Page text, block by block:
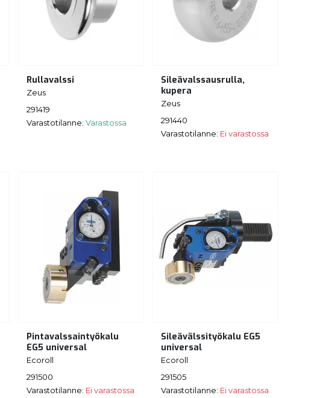
Rullavalssi
Zeus
291419
Varastotilanne: Varastossa
Sileävalssausrulla,
kupera
Zeus
291440
Varastotilanne: Ei varastossa
Pintavalssaintyökalu
EG5 universal
Ecoroll
291500
Varastotilanne: Ei varastossa
Sileävälssityökalu EG5
universal
Ecoroll
291505
Varastotilanne: Ei varastossa